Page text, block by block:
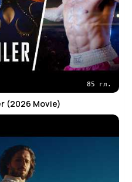
85 гл.
(2026 Movie)